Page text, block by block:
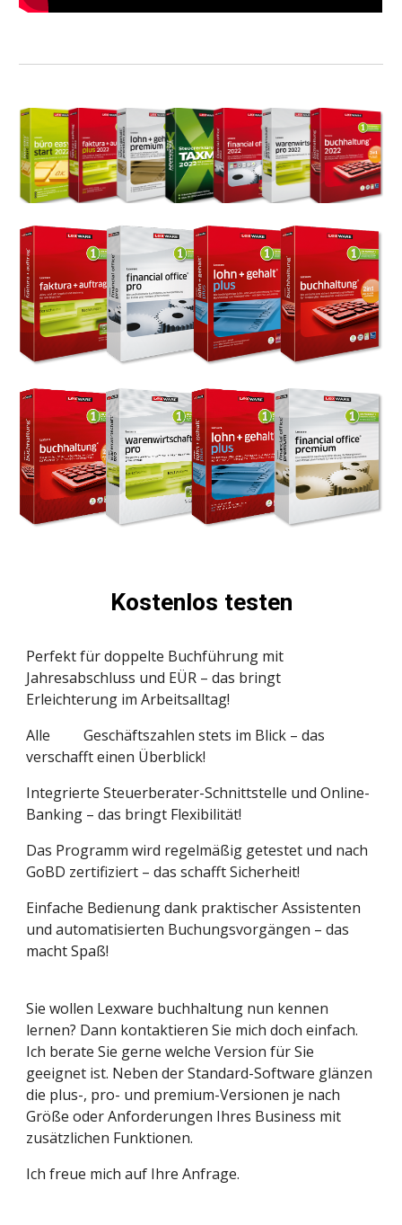
Kostenlos testen
Perfekt für doppelte Buchführung mit
Jahresabschluss und EÜR – das bringt
Erleichterung im Arbeitsalltag!
Alle
Geschäftszahlen stets im Blick – das
verschafft einen Überblick!
Integrierte Steuerberater-Schnittstelle und Online-
Banking – das bringt Flexibilität!
Das Programm wird regelmäßig getestet und nach
GoBD zertifiziert – das schafft Sicherheit!
Einfache Bedienung dank praktischer Assistenten
und automatisierten Buchungsvorgängen – das
macht Spaß!
Sie wollen Lexware buchhaltung nun kennen
lernen? Dann kontaktieren Sie mich doch einfach.
Ich berate Sie gerne welche Version für Sie
geeignet ist. Neben der Standard-Software glänzen
die plus-, pro- und premium-Versionen je nach
Größe oder Anforderungen Ihres Business mit
zusätzlichen Funktionen.
Ich freue mich auf Ihre Anfrage.